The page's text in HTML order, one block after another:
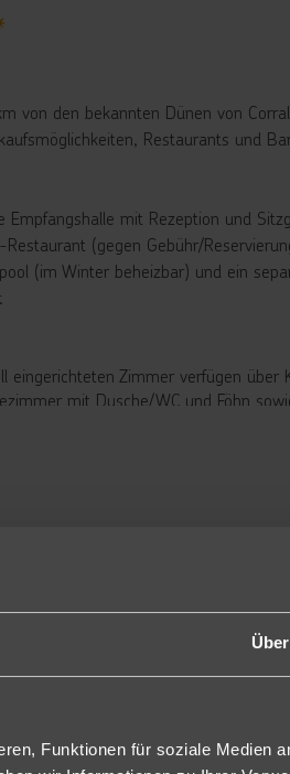
Funktionen für soziale Medien
von den bekannten Dünen von
Restaurants und
mit Rezeption und
(gegen Gebühr/
(im Winter beheizbar) und ein
eingerichteten Zimmer verfügen
mit Dusche/WC und Föhn
mit Show-Cooking und
Buffetform, teilweise mit Show-